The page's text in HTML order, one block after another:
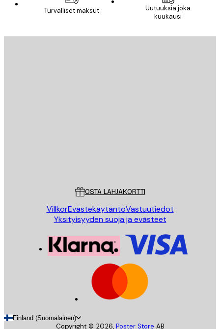
Turvalliset maksut
Uutuuksia joka
kuukausi
OSTA LAHJAKORTTI
VillkorEvästekäytäntöVastuutiedot
Yksityisyyden suoja ja evästeet
Finland (Suomalainen)
Copyright © 2026, Poster Store AB